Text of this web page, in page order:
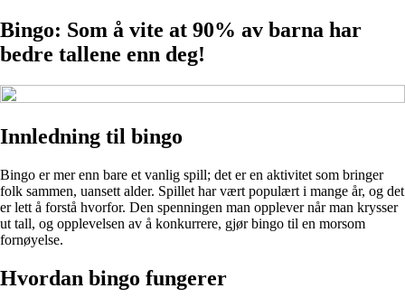
Bingo: Som å vite at 90% av barna har
bedre tallene enn deg!
Innledning til bingo
Bingo er mer enn bare et vanlig spill; det er en aktivitet som bringer
folk sammen, uansett alder. Spillet har vært populært i mange år, og det
er lett å forstå hvorfor. Den spenningen man opplever når man krysser
ut tall, og opplevelsen av å konkurrere, gjør bingo til en morsom
fornøyelse.
Hvordan bingo fungerer